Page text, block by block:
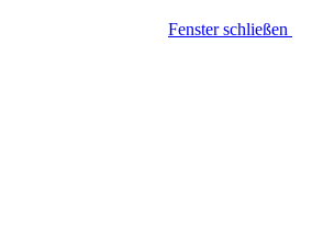
Fenster schließen